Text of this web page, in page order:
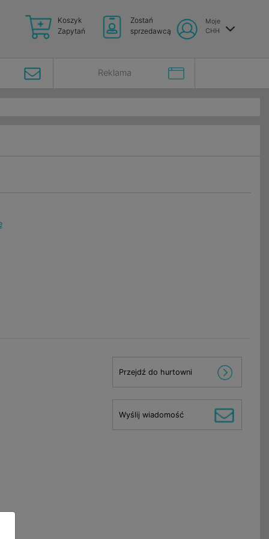
Koszyk
Zapytań
Zostań
sprzedawcą
Moje
CHH
Reklama
Przejdź do hurtowni
Wyślij wiadomość